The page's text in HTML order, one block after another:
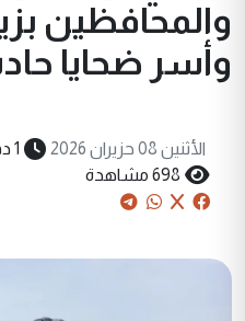
والمحافظين
وأسر ضحايا
الأثنين 08 حزيران 2026 1 دقيقة قراءة
698 مشاهدة